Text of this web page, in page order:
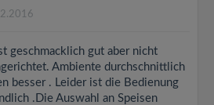
geschmacklich gut aber nicht
Ambiente durchschnittlich
besser . Leider ist die Bedienung
.Die Auswahl an Speisen